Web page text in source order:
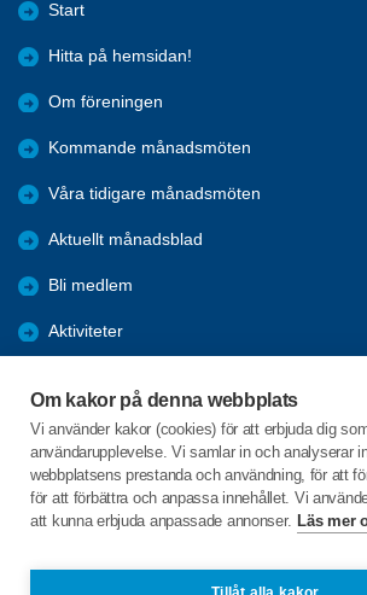
Om kakor på denna webbplats
Vi använder kakor (cookies) för att erbjuda dig
användarupplevelse. Vi samlar in och analyserar
webbplatsens prestanda och användning, för att
för att förbättra och anpassa innehållet. Vi
att kunna erbjuda anpassade annonser. Läs mer
Start
Hitta på hemsidan!
Om föreningen
Kommande månadsmöten
Våra tidigare månadsmöten
Aktuellt månadsblad
Bli medlem
Aktiviteter
Referat
Årsmöten
Öppet hus